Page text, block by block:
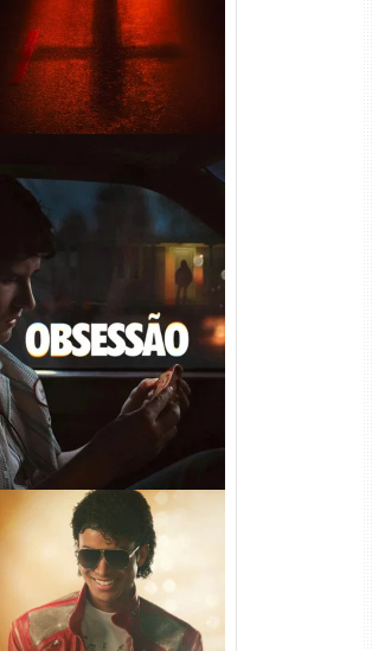
Obsessão Torrent (2026)
WEB-DL 1080p/4K Dual
Áudio